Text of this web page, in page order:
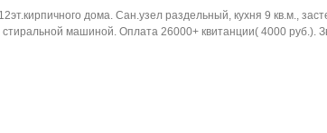
дома. Сан.узел раздельный, кухня 9 кв.м.,
машиной. Оплата 26000+ квитанции( 4000 руб.).